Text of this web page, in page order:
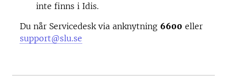
inte finns i Idis.
Du når Servicedesk via anknytning 6600 eller
support@slu.se